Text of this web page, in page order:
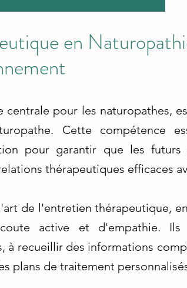
en
pour les naturopathes,
Cette compétence
pour garantir que les futurs
thérapeutiques efficaces
de l'entretien thérapeutique,
active et d'empathie.
à recueillir des informations
plans de traitement